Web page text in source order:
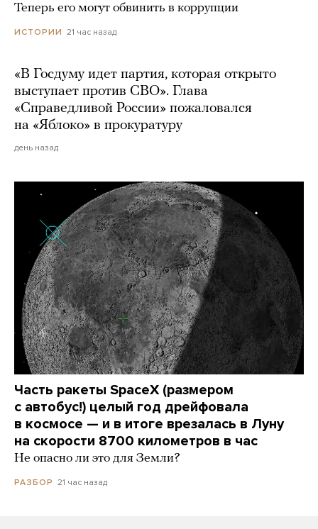
Теперь его могут обвинить в коррупции
ИСТОРИИ 21 час назад
«В Госдуму идет партия, которая открыто
выступает против СВО». Глава
«Справедливой России» пожаловался
на «Яблоко» в прокуратуру
день назад
Часть ракеты SpaceX (размером
с автобус!) целый год дрейфовала
в космосе — и в итоге врезалась в Луну
на скорости 8700 километров в час
Не опасно ли это для Земли?
РАЗБОР 21 час назад